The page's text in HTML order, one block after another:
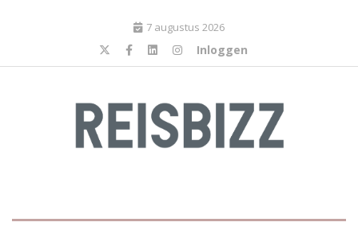
7 augustus 2026
Inloggen